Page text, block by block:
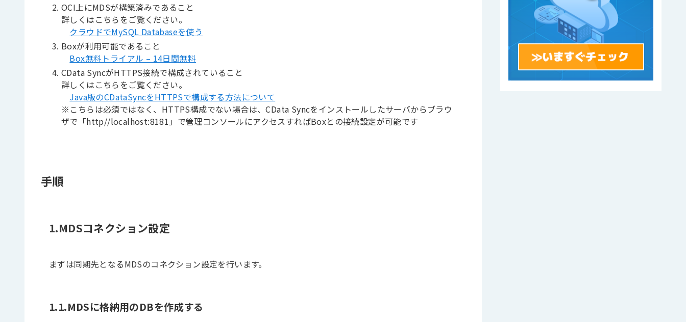
OCI上にMDSが構築済みであること
詳しくはこちらをご覧ください。
クラウドでMySQL Databaseを使う
Boxが利用可能であること
Box無料トライアル – 14日間無料
CData SyncがHTTPS接続で構成されていること
詳しくはこちらをご覧ください。
Java版のCDataSyncをHTTPSで構成する方法について
※こちらは必須ではなく、HTTPS構成でない場合は、CData Syncをインストールしたサーバからブラウ
ザで「http//localhost:8181」で管理コンソールにアクセスすればBoxとの接続設定が可能です
手順
1.MDSコネクション設定
まずは同期先となるMDSのコネクション設定を行います。
1.1.MDSに格納用のDBを作成する